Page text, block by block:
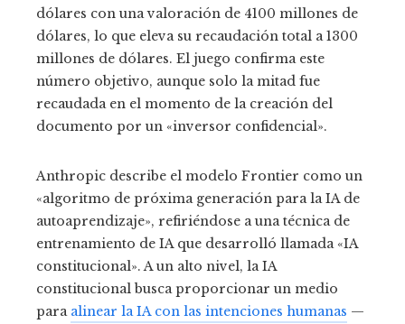
dólares con una valoración de 4100 millones de
dólares, lo que eleva su recaudación total a 1300
millones de dólares. El juego confirma este
número objetivo, aunque solo la mitad fue
recaudada en el momento de la creación del
documento por un «inversor confidencial».
Anthropic describe el modelo Frontier como un
«algoritmo de próxima generación para la IA de
autoaprendizaje», refiriéndose a una técnica de
entrenamiento de IA que desarrolló llamada «IA
constitucional». A un alto nivel, la IA
constitucional busca proporcionar un medio
para alinear la IA con las intenciones humanas —